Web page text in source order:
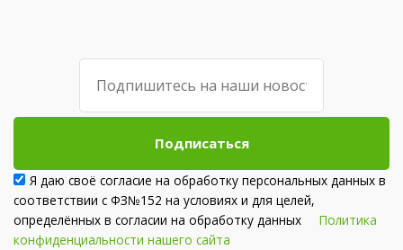
Подписаться
Я даю своё согласие на обработку персональных данных в
соответствии с ФЗ№152 на условиях и для целей,
определённых в согласии на обработку данных Политика
конфиденциальности нашего сайта